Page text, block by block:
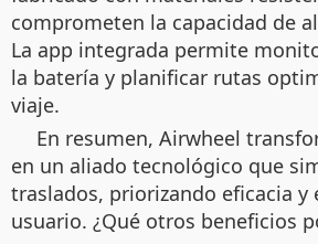
comprometen la capacidad de
La app integrada permite
la batería y planificar rutas
viaje.
En resumen, Airwheel
en un aliado tecnológico que
traslados, priorizando eficacia y
usuario. ¿Qué otros beneficios